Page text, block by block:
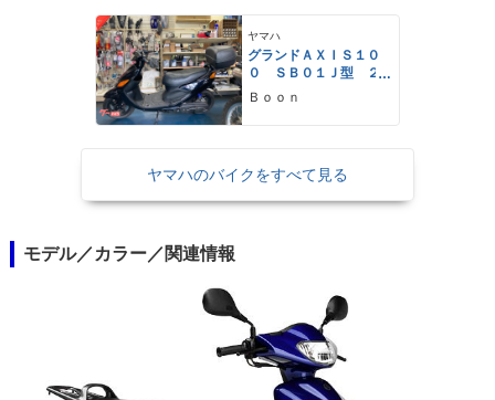
ヤマハ
グランドＡＸＩＳ１０
０ ＳＢ０１Ｊ型 ２
サイクル ＡＴ リヤ
Ｂｏｏｎ
ヤマハのバイクをすべて見る
モデル／カラー／関連情報